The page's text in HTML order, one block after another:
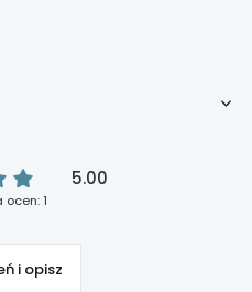
5.00
ocen: 1
i opisz